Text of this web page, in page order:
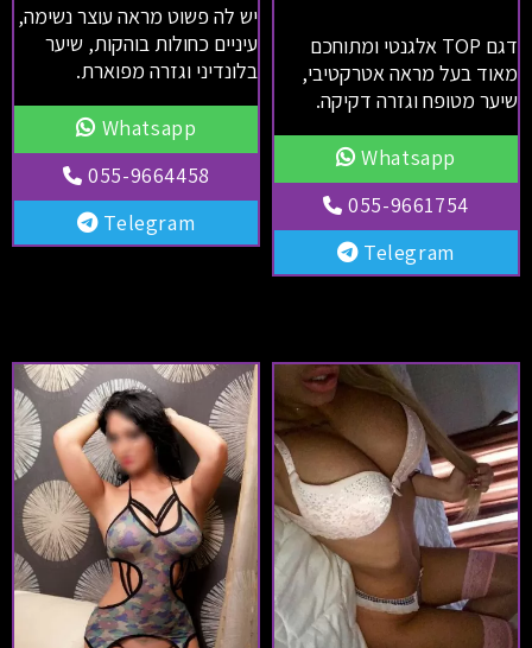
דגם TOP אלגנטי ומתוחכם
מאוד בעל מראה אטרקטיבי,
שיער מטופח וגזרה דקיקה.
Whatsapp
055-9661754
Telegram
יש לה פשוט מראה עוצר נשימה,
עיניים כחולות בוהקות, שיער
בלונדיני וגזרה מפוארת.
Whatsapp
055-9664458
Telegram